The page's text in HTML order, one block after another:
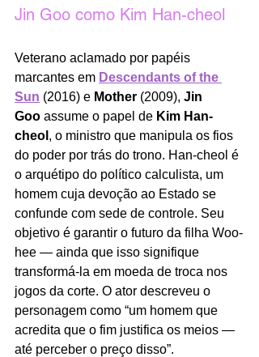
Jin Goo como Kim Han-cheol
Veterano aclamado por papéis
marcantes em Descendants of the
Sun (2016) e Mother (2009), Jin
Goo assume o papel de Kim Han-
cheol , o ministro que manipula os fios
do poder por trás do trono. Han-cheol é
o arquétipo do político calculista, um
homem cuja devoção ao Estado se
confunde com sede de controle. Seu
objetivo é garantir o futuro da filha Woo-
hee — ainda que isso signifique
transformá-la em moeda de troca nos
jogos da corte. O ator descreveu o
personagem como “um homem que
acredita que o fim justifica os meios —
até perceber o preço disso”.